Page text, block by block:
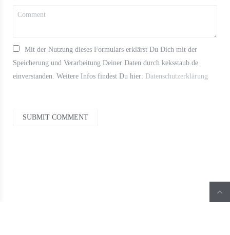
Mit der Nutzung dieses Formulars erklärst Du Dich mit der
Speicherung und Verarbeitung Deiner Daten durch keksstaub.de
einverstanden. Weitere Infos findest Du hier: Datenschutzerklärung
SUBMIT COMMENT